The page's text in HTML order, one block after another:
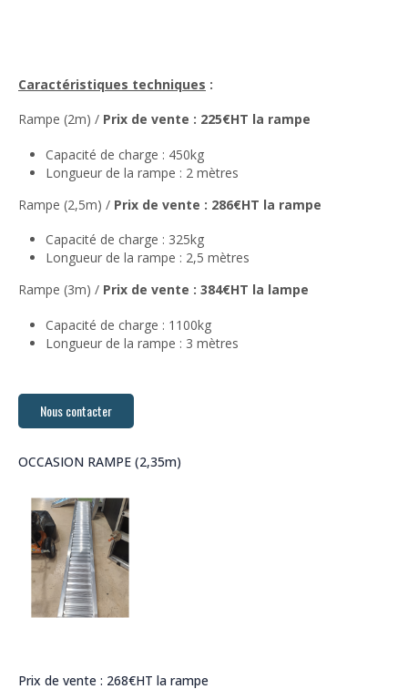
Caractéristiques techniques :
Rampe (2m) / Prix de vente : 225€HT la rampe
Capacité de charge : 450kg
Longueur de la rampe : 2 mètres
Rampe (2,5m) / Prix de vente : 286€HT la rampe
Capacité de charge : 325kg
Longueur de la rampe : 2,5 mètres
Rampe (3m) / Prix de vente : 384€HT la lampe
Capacité de charge : 1100kg
Longueur de la rampe : 3 mètres
Nous contacter
OCCASION RAMPE (2,35m)
Prix de vente : 268€HT la rampe